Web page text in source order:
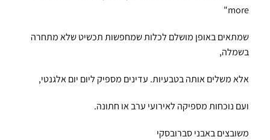
more"
שמתאים באופן מושלם לכלות שמחפשות תכשיט שלא מתחרה
בשמלה,
אלא משלים אותה בטבעיות. עדינים מספיק ליום יום אלגנטי,
ועם נוכחות מספיקה לאירועי ערב או חתונה.
משובצים באבני סברובסקי